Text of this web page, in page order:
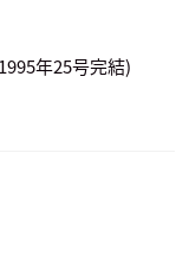
年25号完結)